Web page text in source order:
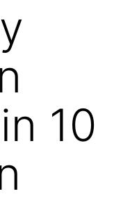
10